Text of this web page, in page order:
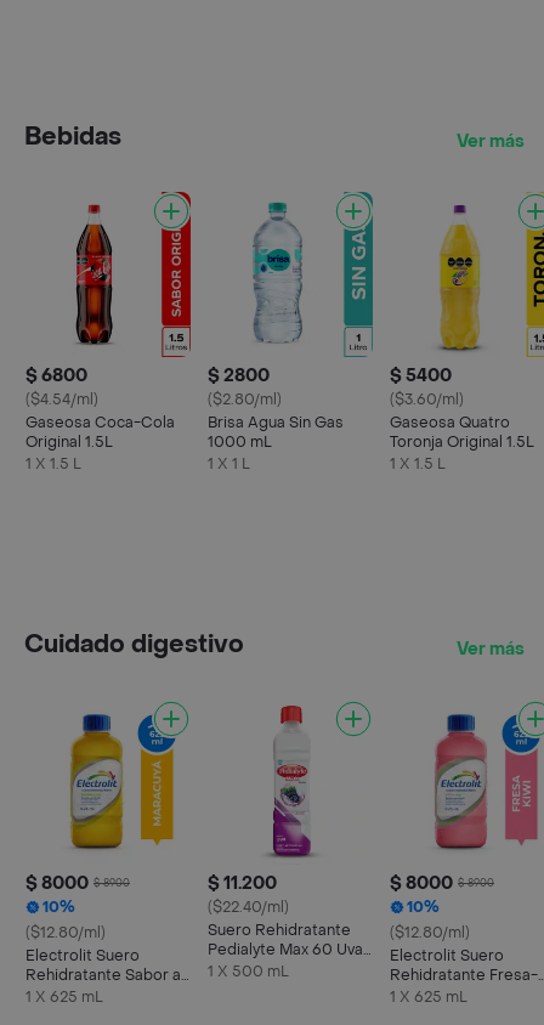
Bebidas Ver más
$ 6800
($4.54/ml)
Gaseosa Coca-Cola
Original 1.5L
1 X 1.5 L
$ 2800
($2.80/ml)
Brisa Agua Sin Gas
1000 mL
1 X 1 L
$ 5400
($3.60/ml)
Gaseosa Quatro
Toronja Original 1.5L
1 X 1.5 L
Cuidado digestivo Ver más
$ 8000 $ 8900
10%
($12.80/ml)
Electrolit Suero
Rehidratante Sabor a
Maracuyá
1 X 625 mL
$ 11.200
($22.40/ml)
Suero Rehidratante
Pedialyte Max 60 Uva
Frasco 500 mL
1 X 500 mL
$ 8000 $ 8900
10%
($12.80/ml)
Electrolit Suero
Rehidratante Fresa-
Kiwi
1 X 625 mL